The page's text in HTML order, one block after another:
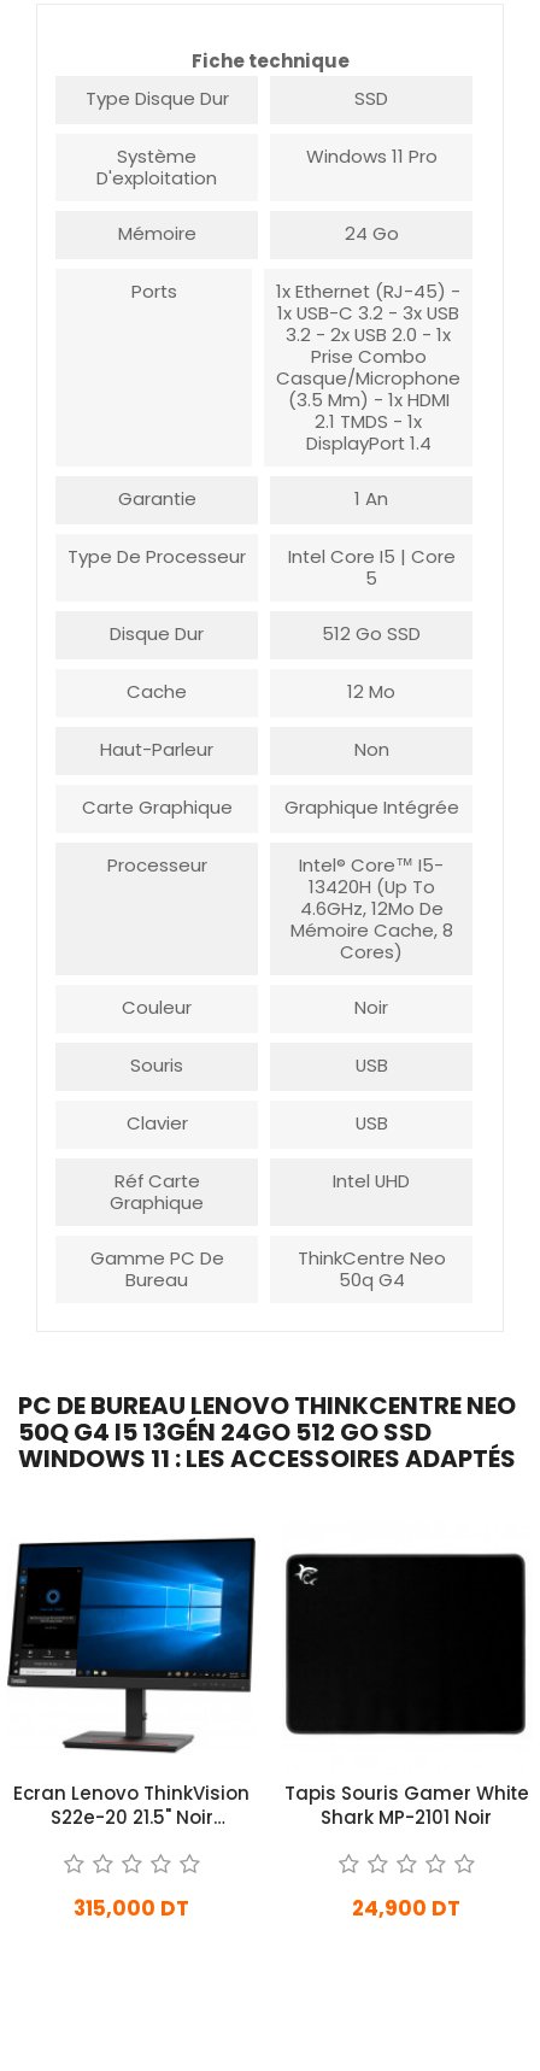
Fiche technique
Type Disque Dur
SSD
Système
D'exploitation
Windows 11 Pro
Mémoire 24 Go
Ports
1x Ethernet (RJ-45) -
1x USB-C 3.2 - 3x USB
3.2 - 2x USB 2.0 - 1x
Prise Combo
Casque/microphone
(3.5 Mm) - 1x HDMI
2.1 TMDS - 1x
DisplayPort 1.4
Garantie 1 An
Type De Processeur
Intel Core I5 | Core
5
Disque Dur 512 Go SSD
Cache 12 Mo
Haut-Parleur Non
Carte Graphique Graphique Intégrée
Processeur
Intel® Core™ I5-
13420H (Up To
4.6GHz, 12Mo De
Mémoire Cache, 8
Cores)
Couleur Noir
Souris USB
Clavier USB
Réf Carte
Graphique
Intel UHD
Gamme PC De
Bureau
ThinkCentre Neo
50q G4
PC DE BUREAU LENOVO THINKCENTRE NEO
50Q G4 I5 13GÉN 24GO 512 GO SSD
WINDOWS 11 : LES ACCESSOIRES ADAPTÉS
Ecran Lenovo ThinkVision
S22e-20 21.5" Noir
315,000 DT
Tapis Souris Gamer White
Shark MP-2101 Noir
24,900 DT